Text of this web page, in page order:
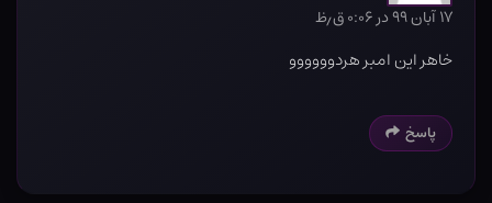
۱۷ آبان ۹۹ در ۰:۰۶ ق٫ظ
خاهر این امبر هردوووووو
پاسخ